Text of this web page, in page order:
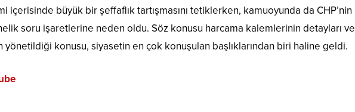
içerisinde büyük bir şeffaflık tartışmasını tetiklerken, kamuoyunda da CHP’nin
soru işaretlerine neden oldu. Söz konusu harcama kalemlerinin detayları ve
yönetildiği konusu, siyasetin en çok konuşulan başlıklarından biri haline geldi.